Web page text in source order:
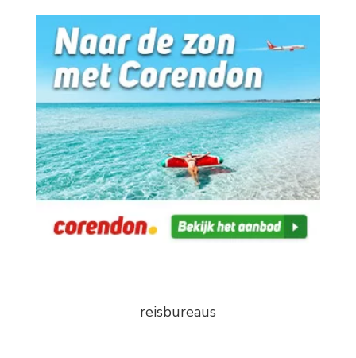
reisbureaus